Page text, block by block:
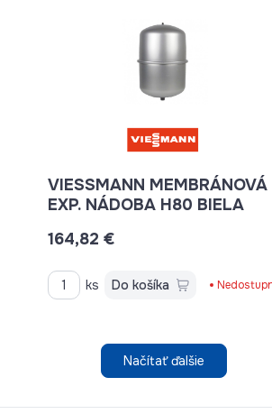
VIESSMANN MEMBRÁNOVÁ
EXP. NÁDOBA H80 BIELA
164,82 €
ks Do košíka
Načítať ďalšie